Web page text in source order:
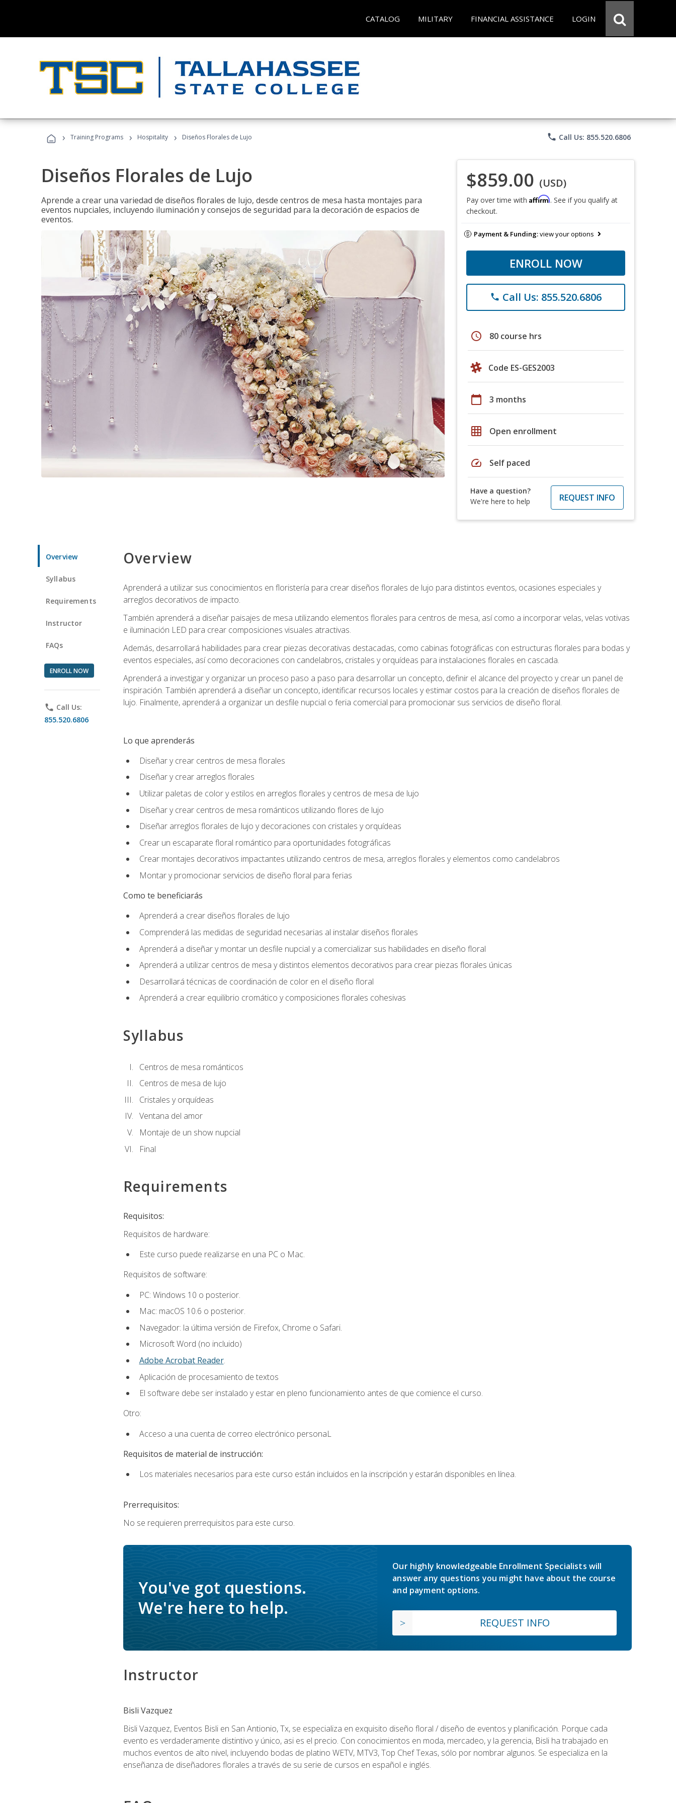
CATALOG MILITARY FINANCIAL ASSISTANCE LOGIN
› Training Programs › Hospitality › Diseños Florales de Lujo phone Call Us: 855.520.6806
Diseños Florales de Lujo
Aprende a crear una variedad de diseños florales de lujo, desde centros de mesa hasta montajes para
eventos nupciales, incluyendo iluminación y consejos de seguridad para la decoración de espacios de
eventos.
$859.00 (USD)
Pay over time with Affirm. See if you qualify at
checkout.
Payment & Funding:view your options
ENROLL NOW
phone Call Us: 855.520.6806
schedule 80 course hrs
Code ES-GES2003
calendar_today 3 months
grid_on Open enrollment
speed Self paced
Have a question?
We're here to help
REQUEST INFO
Overview
Syllabus
Requirements
Instructor
FAQs
ENROLL NOW
phone Call Us:
855.520.6806
Overview
Aprenderá a utilizar sus conocimientos en floristería para crear diseños florales de lujo para distintos eventos, ocasiones especiales y
arreglos decorativos de impacto.
También aprenderá a diseñar paisajes de mesa utilizando elementos florales para centros de mesa, así como a incorporar velas, velas votivas
e iluminación LED para crear composiciones visuales atractivas.
Además, desarrollará habilidades para crear piezas decorativas destacadas, como cabinas fotográficas con estructuras florales para bodas y
eventos especiales, así como decoraciones con candelabros, cristales y orquídeas para instalaciones florales en cascada.
Aprenderá a investigar y organizar un proceso paso a paso para desarrollar un concepto, definir el alcance del proyecto y crear un panel de
inspiración. También aprenderá a diseñar un concepto, identificar recursos locales y estimar costos para la creación de diseños florales de
lujo. Finalmente, aprenderá a organizar un desfile nupcial o feria comercial para promocionar sus servicios de diseño floral.
Lo que aprenderás
Diseñar y crear centros de mesa florales
Diseñar y crear arreglos florales
Utilizar paletas de color y estilos en arreglos florales y centros de mesa de lujo
Diseñar y crear centros de mesa románticos utilizando flores de lujo
Diseñar arreglos florales de lujo y decoraciones con cristales y orquídeas
Crear un escaparate floral romántico para oportunidades fotográficas
Crear montajes decorativos impactantes utilizando centros de mesa, arreglos florales y elementos como candelabros
Montar y promocionar servicios de diseño floral para ferias
Como te beneficiarás
Aprenderá a crear diseños florales de lujo
Comprenderá las medidas de seguridad necesarias al instalar diseños florales
Aprenderá a diseñar y montar un desfile nupcial y a comercializar sus habilidades en diseño floral
Aprenderá a utilizar centros de mesa y distintos elementos decorativos para crear piezas florales únicas
Desarrollará técnicas de coordinación de color en el diseño floral
Aprenderá a crear equilibrio cromático y composiciones florales cohesivas
Syllabus
Centros de mesa románticos
Centros de mesa de lujo
Cristales y orquídeas
Ventana del amor
Montaje de un show nupcial
Final
Requirements
Requisitos:
Requisitos de hardware:
Este curso puede realizarse en una PC o Mac.
Requisitos de software:
PC: Windows 10 o posterior.
Mac: macOS 10.6 o posterior.
Navegador: la última versión de Firefox, Chrome o Safari.
Microsoft Word (no incluido)
Adobe Acrobat Reader.
Aplicación de procesamiento de textos
El software debe ser instalado y estar en pleno funcionamiento antes de que comience el curso.
Otro:
Acceso a una cuenta de correo electrónico personaL
Requisitos de material de instrucción:
Los materiales necesarios para este curso están incluidos en la inscripción y estarán disponibles en línea.
Prerrequisitos:
No se requieren prerrequisitos para este curso.
You've got questions.
We're here to help.
Our highly knowledgeable Enrollment Specialists will
answer any questions you might have about the course
and payment options.
REQUEST INFO
Instructor
Bisli Vazquez
Bisli Vazquez, Eventos Bisli en San Antionio, Tx, se especializa en exquisito diseño floral / diseño de eventos y planificación. Porque cada
evento es verdaderamente distintivo y único, asi es el precio. Con conocimientos en moda, mercadeo, y la gerencia, Bisli ha trabajado en
muchos eventos de alto nivel, incluyendo bodas de platino WETV, MTV3, Top Chef Texas, sólo por nombrar algunos. Se especializa en la
enseñanza de diseñadores florales a través de su serie de cursos en español e inglés.